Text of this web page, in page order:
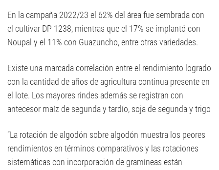
En la campaña 2022/23 el 62% del área fue sembrada con
el cultivar DP 1238, mientras que el 17% se implantó con
Noupal y el 11% con Guazuncho, entre otras variedades.
Existe una marcada correlación entre el rendimiento logrado
con la cantidad de años de agricultura continua presente en
el lote. Los mayores rindes además se registran con
antecesor maíz de segunda y tardío, soja de segunda y trigo
“La rotación de algodón sobre algodón muestra los peores
rendimientos en términos comparativos y las rotaciones
sistemáticas con incorporación de gramíneas están